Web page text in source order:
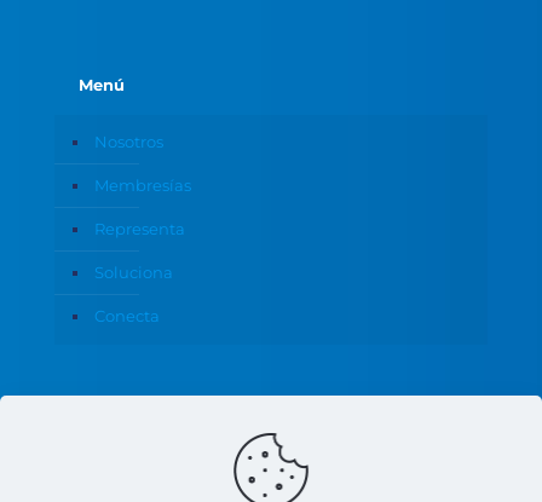
Menú
Nosotros
Membresías
Representa
Soluciona
Conecta